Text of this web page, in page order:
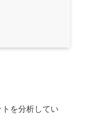
を分析してい